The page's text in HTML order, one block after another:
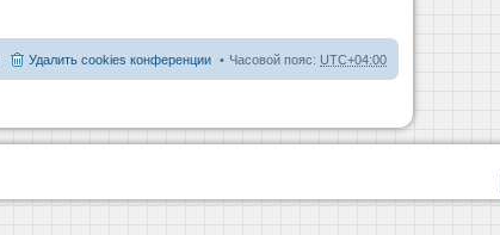
Часовой пояс: UTC+04:00
Удалить cookies конференции